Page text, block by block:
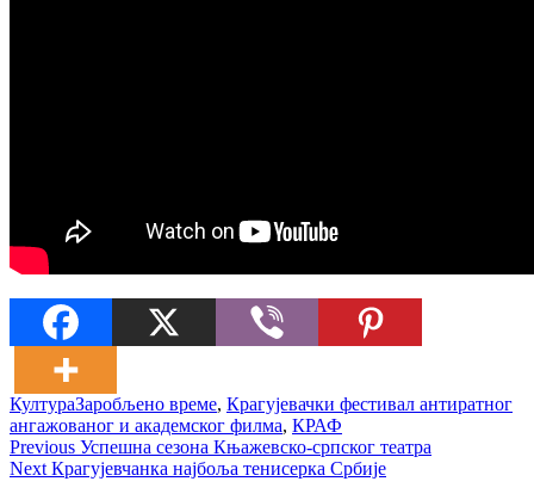
КултураЗаробљено време, Крагујевачки фестивал антиратног
ангажованог и академског филма, КРАФ
Кретање
чланка
Previous Previous
post:
Успешна сезона Књажевско-српског театра
Next Next
Крагујевчанка најбоља тенисерка Србије